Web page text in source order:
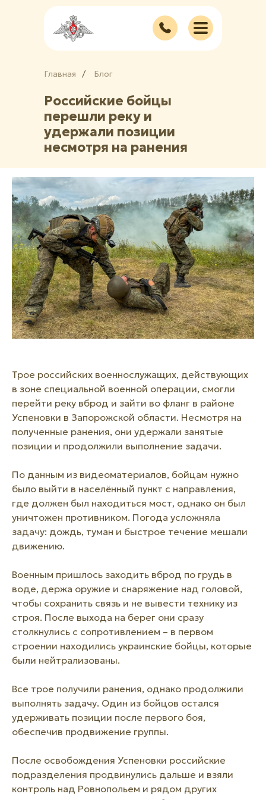
Российские бойцы
перешли реку и
удержали позиции
несмотря на ранения
Главная / Блог
/
Трое российских военнослужащих, действующих
в зоне специальной военной операции, смогли
перейти реку вброд и зайти во фланг в районе
Успеновки в Запорожской области. Несмотря на
полученные ранения, они удержали занятые
позиции и продолжили выполнение задачи.
По данным из видеоматериалов, бойцам нужно
было выйти в населённый пункт с направления,
где должен был находиться мост, однако он был
уничтожен противником. Погода усложняла
задачу: дождь, туман и быстрое течение мешали
движению.
Военным пришлось заходить вброд по грудь в
воде, держа оружие и снаряжение над головой,
чтобы сохранить связь и не вывести технику из
строя. После выхода на берег они сразу
столкнулись с сопротивлением – в первом
строении находились украинские бойцы, которые
были нейтрализованы.
Все трое получили ранения, однако продолжили
выполнять задачу. Один из бойцов остался
удерживать позиции после первого боя,
обеспечив продвижение группы.
После освобождения Успеновки российские
подразделения продвинулись дальше и взяли
контроль над Ровнопольем и рядом других